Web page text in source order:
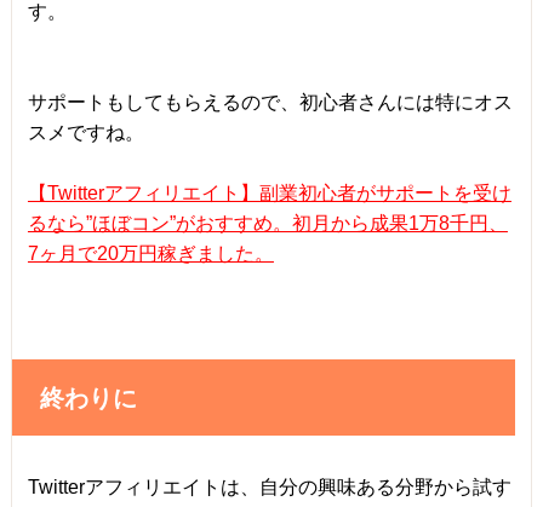
す。
サポートもしてもらえるので、初心者さんには特にオス
スメですね。
【Twitterアフィリエイト】副業初心者がサポートを受け
るなら”ほぼコン”がおすすめ。初月から成果1万8千円、
7ヶ月で20万円稼ぎました。
終わりに
Twitterアフィリエイトは、自分の興味ある分野から試す